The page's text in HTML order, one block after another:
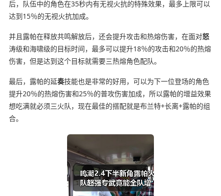
后，队伍中的角色在35秒内有无视火抗的特殊效果，最多上限可以
达到15％的无视火抗加成。
并且露帕在释放共鸣解放后，还会提升攻击和热熔伤害，在面对怒
涛级和海啸级的目标时间，最多可以提升18％的攻击和20％的热熔
伤害，但是达到这个目标就需要三热熔角色配队。
最后，露帕的延奏技能也是非常的好用，可以为下一位登场的角色
提升20％的热熔伤害和25％的普攻伤害加成，所以露帕的增益效果
想吃满就必须三火队，现在最佳的搭配就是布兰特+长离+露帕的组
合。